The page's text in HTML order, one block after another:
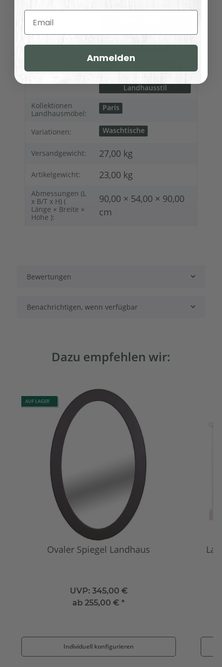
Material:
Möbelkategorie: Badezimmermöbel
Landhausstil
Kollektionen
Landhausmöbel:
Paris
Variationen: Waschtische
Versandgewicht: 27,00 kg
Artikelgewicht: 23,00 kg
Abmessungen (L
x B/T x H) (
Länge × Breite ×
Höhe ):
90,00 × 54,00 × 90,00
cm
Bewertungen
Benachrichtigen, wenn verfügbar
Dazu empfehlen wir:
AUF LAGER
Ovaler Spiegel Landhaus
UVP: 345,00 €
ab255,00 € *
Individuell konfigurieren
Email
Anmelden